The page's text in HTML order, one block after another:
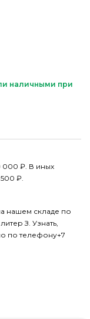
наличными при
000 ₽. В иных
₽.
нашем складе по
З. Узнать,
по телефону+7